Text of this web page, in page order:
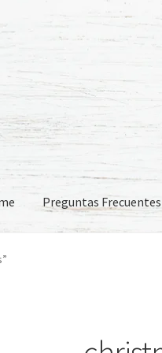
Preguntas Frecuentes